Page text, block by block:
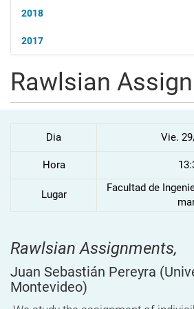
2018
2017
Rawlsian
Dia Vie.
Hora
Lugar
Facultad de
Rawlsian Assignments,
Juan Sebastián Pereyra
Montevideo)